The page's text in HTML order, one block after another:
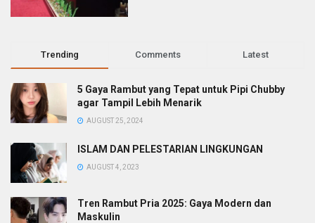
Trending Comments Latest
5 Gaya Rambut yang Tepat untuk Pipi Chubby
agar Tampil Lebih Menarik
AUGUST 25, 2024
ISLAM DAN PELESTARIAN LINGKUNGAN
AUGUST 4, 2023
Tren Rambut Pria 2025: Gaya Modern dan
Maskulin